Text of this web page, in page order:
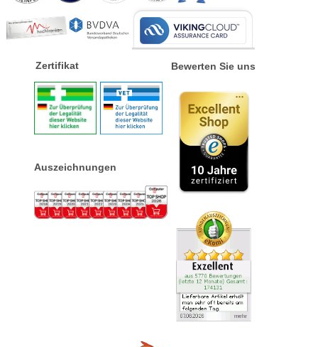
Zertifikat
Auszeichnungen
Bewerten Sie uns